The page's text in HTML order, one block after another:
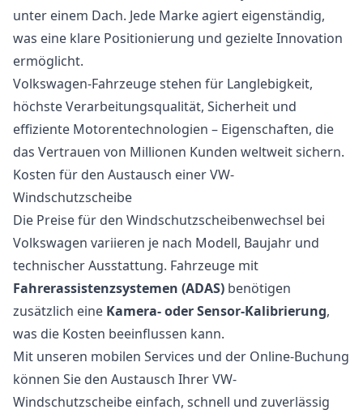
unter einem Dach. Jede Marke agiert eigenständig,
was eine klare Positionierung und gezielte Innovation
ermöglicht.
Volkswagen-Fahrzeuge stehen für Langlebigkeit,
höchste Verarbeitungsqualität, Sicherheit und
effiziente Motorentechnologien – Eigenschaften, die
das Vertrauen von Millionen Kunden weltweit sichern.
Kosten für den Austausch einer VW-
Windschutzscheibe
Die Preise für den Windschutzscheibenwechsel bei
Volkswagen variieren je nach Modell, Baujahr und
technischer Ausstattung. Fahrzeuge mit
Fahrerassistenzsystemen (ADAS) benötigen
zusätzlich eine Kamera- oder Sensor-Kalibrierung,
was die Kosten beeinflussen kann.
Mit unseren mobilen Services und der Online-Buchung
können Sie den Austausch Ihrer VW-
Windschutzscheibe einfach, schnell und zuverlässig